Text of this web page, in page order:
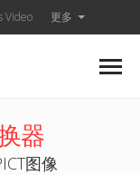
Video 更多
器
图像